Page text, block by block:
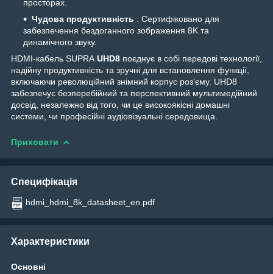
просторах.
Чудова продуктивність : Сертифіковано для
забезпечення бездоганного зображення 8K та
динамічного звуку.
HDMI-кабель SUPRA UHD8 поєднує в собі передові технології,
надійну продуктивність та зручні для встановлення функції,
включаючи революційний знімний корпус роз'єму. UHD8
забезпечує безперебійний та перспективний мультимедійний
досвід, незалежно від того, чи це високоякісні домашні
системи, чи професійні аудіовізуальні середовища.
Приховати
Специфікація
hdmi_hdmi_8k_datasheet_en.pdf
Характеристики
Основні